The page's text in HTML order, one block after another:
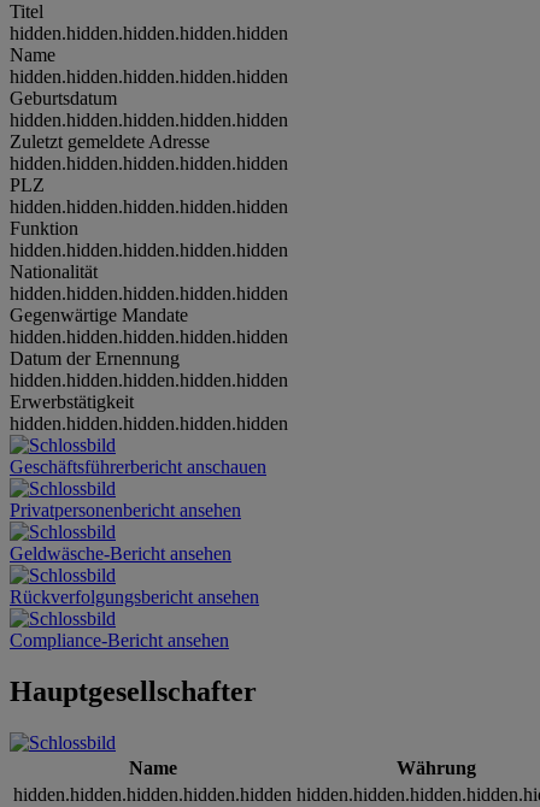
Titel
hidden.hidden.hidden.hidden.hidden
Name
hidden.hidden.hidden.hidden.hidden
Geburtsdatum
hidden.hidden.hidden.hidden.hidden
Zuletzt gemeldete Adresse
hidden.hidden.hidden.hidden.hidden
PLZ
hidden.hidden.hidden.hidden.hidden
Funktion
hidden.hidden.hidden.hidden.hidden
Nationalität
hidden.hidden.hidden.hidden.hidden
Gegenwärtige Mandate
hidden.hidden.hidden.hidden.hidden
Datum der Ernennung
hidden.hidden.hidden.hidden.hidden
Erwerbstätigkeit
hidden.hidden.hidden.hidden.hidden
Geschäftsführerbericht anschauen
Privatpersonenbericht ansehen
Geldwäsche-Bericht ansehen
Rückverfolgungsbericht ansehen
Compliance-Bericht ansehen
Hauptgesellschafter
Name
Währung
hidden.hidden.hidden.hidden.hidden